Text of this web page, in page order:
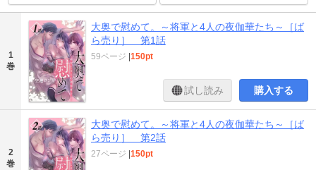
1
巻
大奥で慰めて。～将軍と4人の夜伽華たち～［ば
ら売り］ 第1話
59ページ 150pt
試し読み 購入する
2
巻
大奥で慰めて。～将軍と4人の夜伽華たち～［ば
ら売り］ 第2話
27ページ 150pt